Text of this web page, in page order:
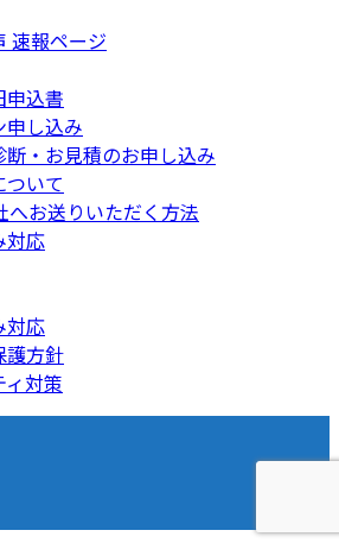
速報ページ
申込書
申し込み
・お見積のお申し込み
いて
へお送りいただく方法
対応
対応
護方針
ィ対策